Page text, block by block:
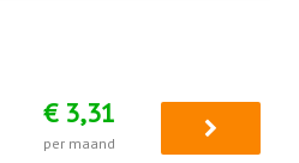
€ 3,31
per maand